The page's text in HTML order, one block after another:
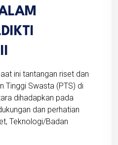
ini tantangan riset dan
Tinggi Swasta (PTS) di
dihadapkan pada
dan perhatian
Teknologi/Badan